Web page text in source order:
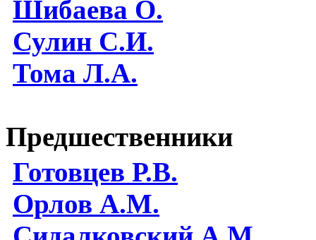
Шибаева O.
Сулин С.И.
Тома Л.А.
Предшественники
Готовцев Р.В.
Орлов А.М.